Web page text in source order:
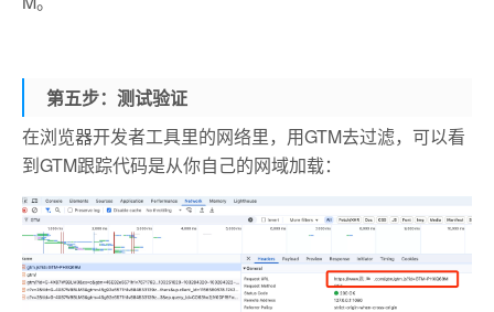
第五步： 测试验证
在浏览器开发者工具里的网络里，用GTM去过滤，可以看
到GTM跟踪代码是从你自己的网域加载：